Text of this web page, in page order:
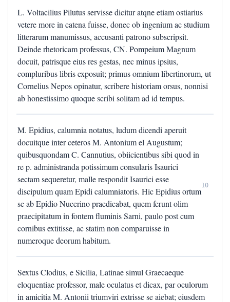
L. Voltacilius Pilutus servisse dicitur atqne etiam ostiarius
vetere more in catena fuisse, donec ob ingenium ac studium
litterarum manumissus, accusanti patrono subscripsit.
Deinde rhetoricam professus, CN. Pompeium Magnum
docuit, patrisque eius res gestas, nec minus ipsius,
compluribus libris exposuit; primus omnium libertinorum, ut
Cornelius Nepos opinatur, scribere historiam orsus, nonnisi
ab honestissimo quoque scribi solitam ad id tempus.
M. Epidius, calumnia notatus, ludum dicendi aperuit
docuitque inter ceteros M. Antonium el Augustum;
quibusquondam C. Cannutius, obiicientibus sibi quod in
re p. administranda potissimum consularis Isaurici
sectam sequeretur, malle respondit Isaurici esse
discipulum quam Epidi calumniatoris. Hic Epidius ortum
se ab Epidio Nucerino praedicabat, quem ferunt olim
praecipitatum in fontem fluminis Sarni, paulo post cum
cornibus extitisse, ac statim non comparuisse in
numeroque deorum habitum.
10
Sextus Clodius, e Sicilia, Latinae simul Graecaeque
eloquentiae professor, male oculatus et dicax, par oculorum
in amicitia M. Antonii triumviri extrisse se aiebat; eiusdem